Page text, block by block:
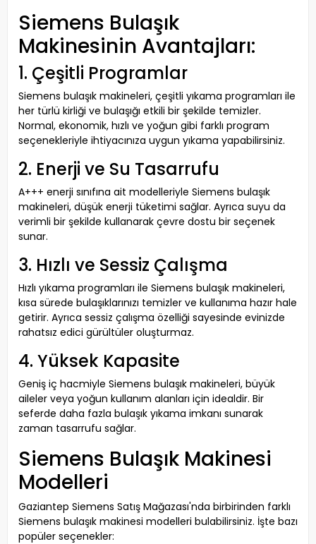
Siemens Bulaşık
Makinesinin Avantajları:
1. Çeşitli Programlar
Siemens bulaşık makineleri, çeşitli yıkama programları ile
her türlü kirliği ve bulaşığı etkili bir şekilde temizler.
Normal, ekonomik, hızlı ve yoğun gibi farklı program
seçenekleriyle ihtiyacınıza uygun yıkama yapabilirsiniz.
2. Enerji ve Su Tasarrufu
A+++ enerji sınıfına ait modelleriyle Siemens bulaşık
makineleri, düşük enerji tüketimi sağlar. Ayrıca suyu da
verimli bir şekilde kullanarak çevre dostu bir seçenek
sunar.
3. Hızlı ve Sessiz Çalışma
Hızlı yıkama programları ile Siemens bulaşık makineleri,
kısa sürede bulaşıklarınızı temizler ve kullanıma hazır hale
getirir. Ayrıca sessiz çalışma özelliği sayesinde evinizde
rahatsız edici gürültüler oluşturmaz.
4. Yüksek Kapasite
Geniş iç hacmiyle Siemens bulaşık makineleri, büyük
aileler veya yoğun kullanım alanları için idealdir. Bir
seferde daha fazla bulaşık yıkama imkanı sunarak
zaman tasarrufu sağlar.
Siemens Bulaşık Makinesi
Modelleri
Gaziantep Siemens Satış Mağazası'nda birbirinden farklı
Siemens bulaşık makinesi modelleri bulabilirsiniz. İşte bazı
popüler seçenekler: